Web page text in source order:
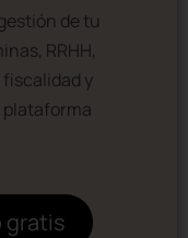
de tu
RRHH,
y
plataforma
gratis